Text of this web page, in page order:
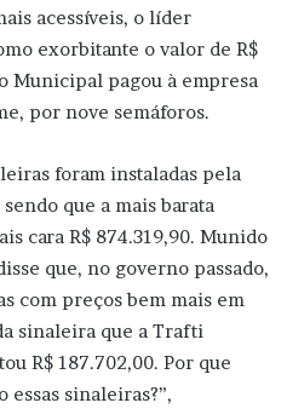
acessíveis, o líder
exorbitante o valor de R$
Municipal pagou à empresa
por nove semáforos.
foram instaladas pela
que a mais barata
cara R$ 874.319,90. Munido
que, no governo passado,
com preços bem mais em
sinaleira que a Trafti
R$ 187.702,00. Por que
essas sinaleiras?”,